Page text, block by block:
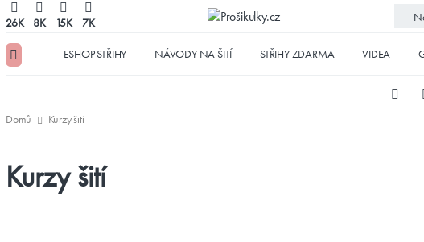
26K 8K 15K 7K
ESHOP STŘIHY NÁVODY NA ŠITÍ STŘIHY ZDARMA VIDEA
Domů
Kurzy šití
Kurzy šití